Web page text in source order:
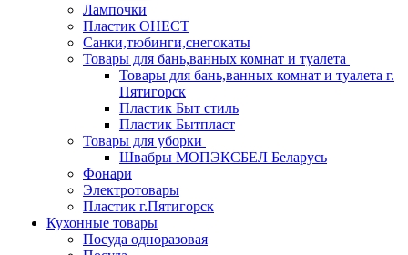
Лампочки
Пластик ОНЕСТ
Санки,тюбинги,снегокаты
Товары для бань,ванных комнат и туалета
Товары для бань,ванных комнат и туалета г.
Пятигорск
Пластик Быт стиль
Пластик Бытпласт
Товары для уборки
Швабры МОПЭКСБЕЛ Беларусь
Фонари
Электротовары
Пластик г.Пятигорск
Кухонные товары
Посуда одноразовая